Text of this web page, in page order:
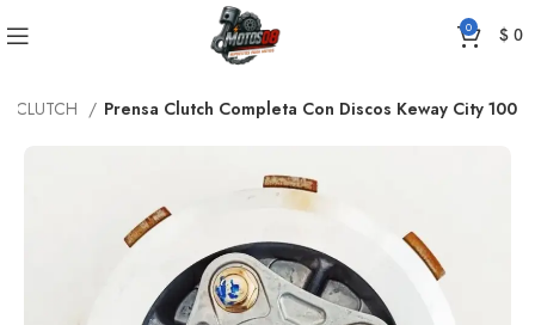
0 $0
CLUTCH Prensa Clutch Completa Con Discos Keway City 100